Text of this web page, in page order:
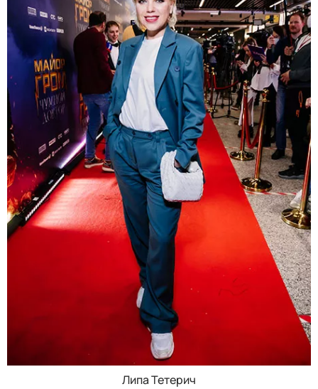
Липа Тетерич